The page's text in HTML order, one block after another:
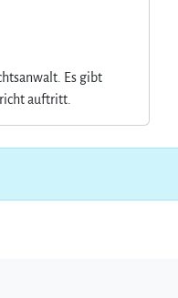
Es gibt
auftritt.